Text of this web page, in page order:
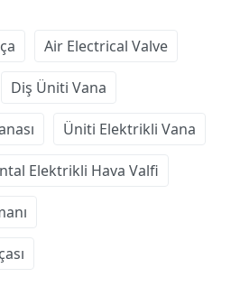
Air Electrical Valve
Diş Üniti Vana
Üniti Elektrikli Vana
Elektrikli Hava Valfi